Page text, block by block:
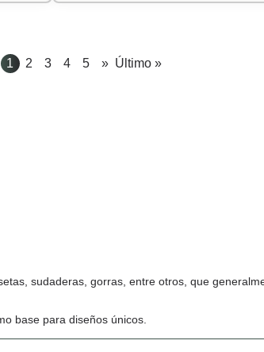
Pagina
1 Pagina
2 Pagina
3 Pagina
4 Pagina
5 Volgende pagina
» Laatste pagina
Último »
sudaderas, gorras, entre otros, que
base para diseños únicos.